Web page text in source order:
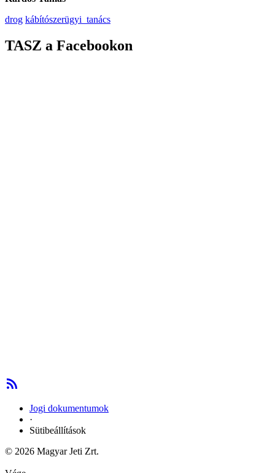
drog kábítószerügyi_tanács
TASZ a Facebookon
Jogi dokumentumok
·
Sütibeállítások
© 2026 Magyar Jeti Zrt.